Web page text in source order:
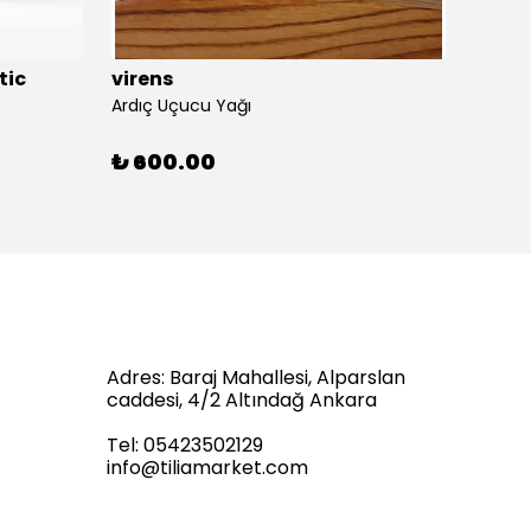
virens
Ardıç Uçucu Yağı
₺ 600.00
Adres: Baraj Mahallesi, Alparslan
caddesi, 4/2 Altındağ Ankara
Tel: 05423502129
info@tiliamarket.com